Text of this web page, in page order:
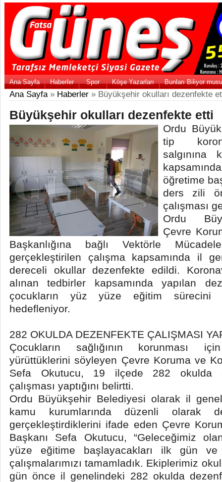
Ana Sayfa Haberler Spor Köşe Yazarları Bunları Biliyor
Ana Sayfa» Haberler » Büyükşehir okulları dezenfekte
Büyükşehir okulları dezenfekte etti
Ordu
tip
salgınına
öğretime
ders zili
çalışması
Ordu
Çevre
Başkanlığına bağlı Vektörle
gerçekleştirilen çalışma kapsamında il
dereceli okullar dezenfekte edildi.
alınan tedbirler kapsamında yapılan
çocukların yüz yüze eğitim sürecini
hedefleniyor.
282 OKULDA DEZENFEKTE ÇALIŞMASI
Çocukların sağlığının korunması
yürüttüklerini söyleyen Çevre Koruma ve
Sefa Okutucu, 19 ilçede 282 okulda
çalışması yaptığını belirtti.
Ordu Büyükşehir Belediyesi olarak il
kamu kurumlarında düzenli olarak
gerçekleştirdiklerini ifade eden Çevre
Başkanı Sefa Okutucu, “Geleceğimiz
yüze eğitime başlayacakları ilk gün
çalışmalarımızı tamamladık. Ekiplerimiz
gün önce il genelindeki 282 okulda